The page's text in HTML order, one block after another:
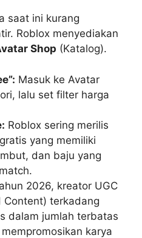
saat ini kurang
Roblox menyediakan
Shop (Katalog).
Masuk ke Avatar
lalu set filter harga
Roblox sering merilis
yang memiliki
dan baju yang
2026, kreator UGC
Content) terkadang
dalam jumlah terbatas
karya